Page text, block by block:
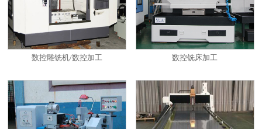
数控雕铣机/数控加工 数控铣床加工